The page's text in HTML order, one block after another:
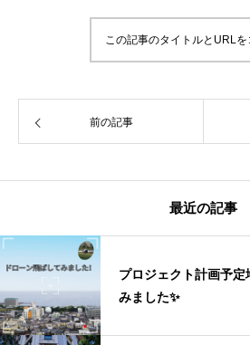
この記事のタイトルとURLを
前の記事
最近の記事
プロジェクト計画予
みました✨